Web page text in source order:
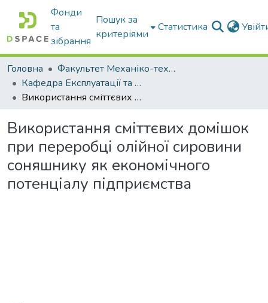
Фонди
та
зібрання
Пошук за
критеріями
Статистика
Головна
Факультет Механіко-технологічний
Кафедра Експлуатації та технічного сервісу машин
Використання сміттєвих домішок при переробці олійної сировини соняшнику як економічного потенціалу підприємства
Використання сміттєвих домішок
при переробці олійної сировини
соняшнику як економічного
потенціалу підприємства